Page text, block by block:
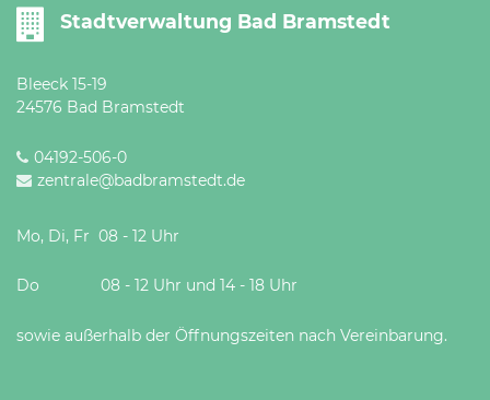
Stadtverwaltung Bad Bramstedt
Bleeck 15-19
24576 Bad Bramstedt
04192-506-0
zentrale@badbramstedt.de
Mo, Di, Fr 08 - 12 Uhr
Do 08 - 12 Uhr und 14 - 18 Uhr
sowie außerhalb der Öffnungszeiten nach Vereinbarung.